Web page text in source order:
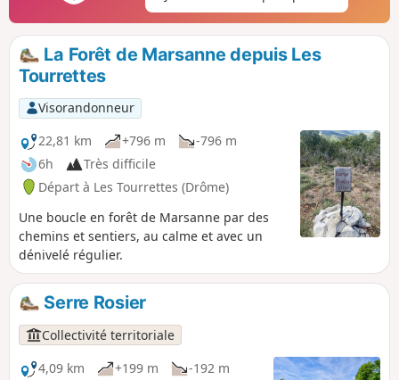
La Forêt de Marsanne depuis Les
Tourrettes
Visorandonneur
22,81 km
+796 m
-796 m
6h
Très difficile
Départ à Les Tourrettes (Drôme)
Une boucle en forêt de Marsanne par des
chemins et sentiers, au calme et avec un
dénivelé régulier.
Serre Rosier
Collectivité territoriale
4,09 km
+199 m
-192 m